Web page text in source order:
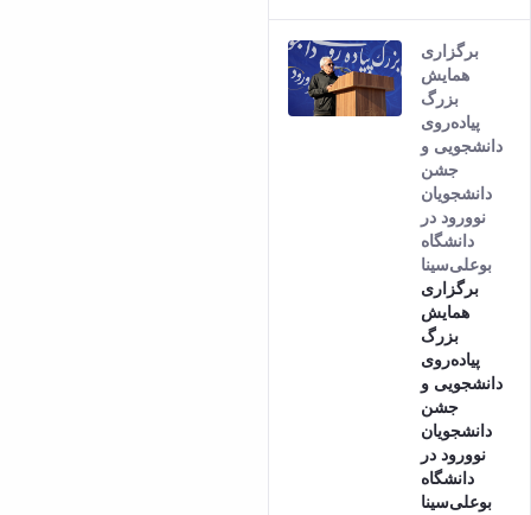
برگزاری
همایش
بزرگ
پیاده‌روی
دانشجویی و
جشن
دانشجویان
نوورود در
دانشگاه
بوعلی‌سینا
برگزاری
همایش
بزرگ
پیاده‌روی
دانشجویی و
جشن
دانشجویان
نوورود در
دانشگاه
بوعلی‌سینا